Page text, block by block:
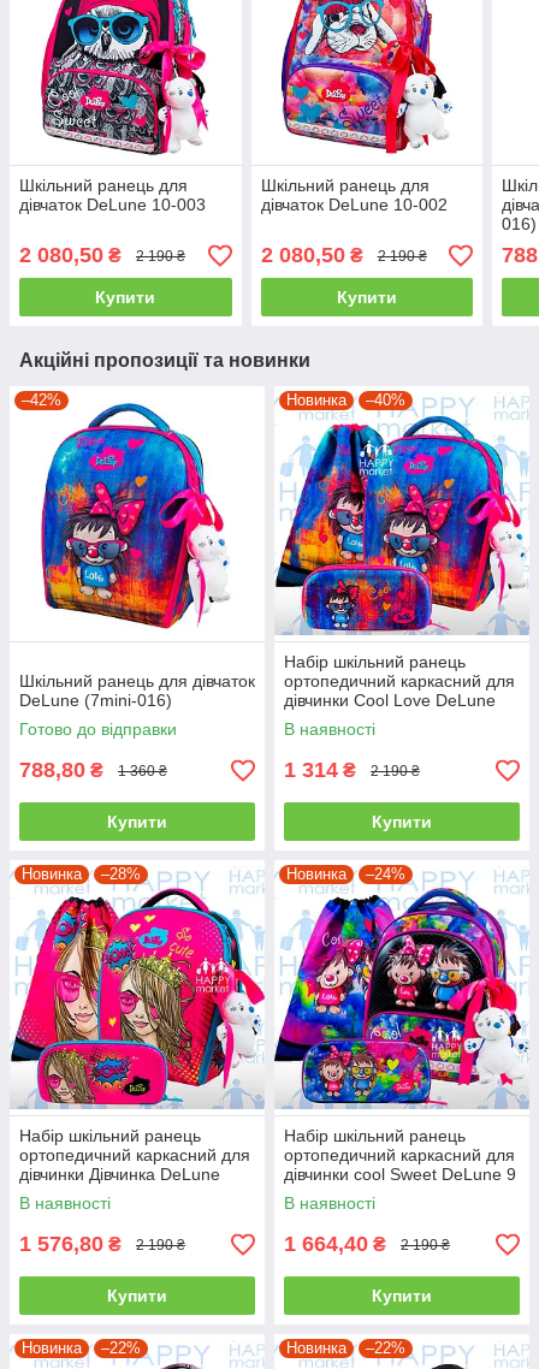
Шкільний ранець для
дівчаток DeLune 10-003
2 080,50 ₴ 2 190 ₴
Купити
Шкільний ранець для
дівчаток DeLune 10-002
2 080,50₴ 2 190 ₴
Купити
016)
Акційні пропозиції та новинки
–42%
Шкільний ранець для дівчаток
DeLune (7mini-016)
Готово до відправки
788,80 ₴ 1 360 ₴
Купити
Новинка –40%
Набір шкільний ранець
ортопедичний каркасний для
дівчинки Cool Love DeLune
7mini-016
В наявності
1 314 ₴ 2 190 ₴
Купити
Новинка –28%
Набір шкільний ранець
ортопедичний каркасний для
дівчинки Дівчинка DeLune
7mini-022
В наявності
1 576,80 ₴ 2 190 ₴
Купити
Новинка –24%
Набір шкільний ранець
ортопедичний каркасний для
дівчинки cool Sweet DeLune 9
серія 9-125
В наявності
1 664,40 ₴ 2 190 ₴
Купити
Новинка –22% Новинка –22%